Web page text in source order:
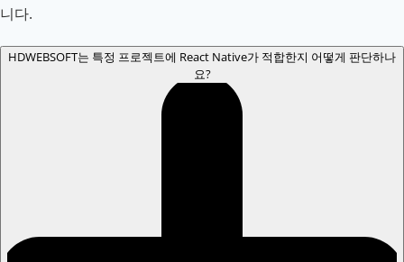
니다.
HDWEBSOFT는 특정 프로젝트에 React Native가 적합한지 어떻게 판단하나
요?